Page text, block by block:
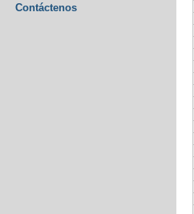
Contáctenos